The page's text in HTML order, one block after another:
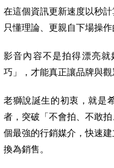
在這個資訊更新速度以秒
只懂理論、更親自下場操作
影音內容不是拍得漂亮
巧」，才能真正讓品牌與觀
老獅說誕生的初衷，就是
者，突破「不會拍、不敢
個最強的行銷媒介，快速
換為銷售。